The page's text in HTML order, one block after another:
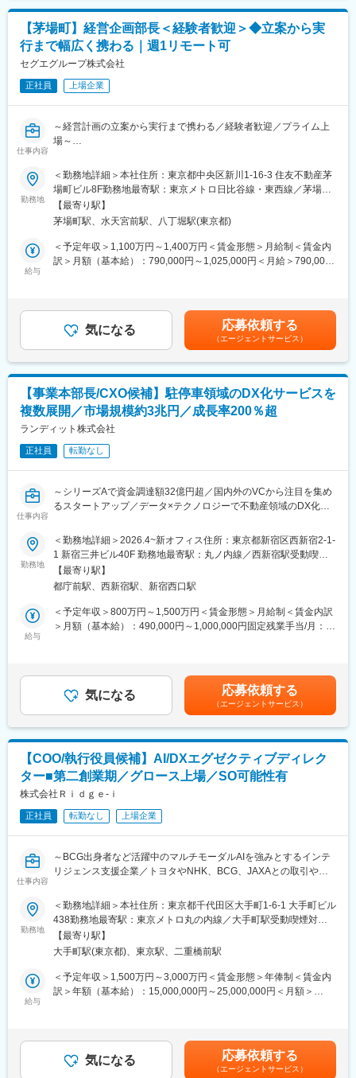
変更の範囲：会社の定める業務
今回の募集は、グループの事業会社（子会社）の経営企画機能を
強化するための新設ポジションです。
ホールディングス所属として採用し、主にグループ事業会社の経
営戦略・事業計画づくりを、社長および経営層とほぼ一人称で議
論・推進いただくことを期待しています。（ホールディングス側
やグループ横断のテーマに関わる場面もあります。）
■主なミッション
・担当事業会社の中期経営計画・年度予算の策定と推進
・経営層への報告・意思決定支援（社長・役員との直接ディスカ
・事業KPIのモニタリングと課題抽出・改善施策の立案
・新規事業・投資・アライアンス等の検討支援（グループ横断テ
ーマを含む）
・担当事業会社の中期経営計画・事業計画の策定（社長・経営層
との議論を主導）
・新規事業・投資・M&A・アライアンス検討時の情報整理と分析
・ホールディングス各部門（経営管理・財務経理等）との連携・
調整
・経営層の意思決定をスピーディーに支えるための各種分析・レ
ポーティング
■組織構成
◎配属先：経営企画
ホールディングスに所属しながら、グループの事業会社（子会
社）の経営企画を中心に担当いただきます。少人数体制のため、
変更の範囲：会社の定める業務
【茅場町】経営企画部長＜経験者歓迎＞◆立案から実
行まで幅広く携わる｜週1リモート可
セグエグループ株式会社
正社員 上場企業
仕事内容
～経営計画の立案から実行まで携わる／経験者歓迎／プライム上
場～
■業務概要：
東証プライム上場、M&Aを進めつつ、公募増資（PO）により財務
基盤を強化し、更なる事業拡大を目指しています。
海外の最先端のNWやセキュリティ商材などを代理店として取り扱
ったり、RevoWorksといった自社開発のセキュリティ商材を有し
ているジェイズ・コミュニケーション社を筆頭とした子会社6社を
束ねる持株会社です。
■業務内容詳細：
中期経営計画策定、予算策定、予実管理、取締役会・経営会議の
運営、IR、M&A案件の進行等をマネジメントする経営企画部長の
ジションです。
IPO準備・M＆A・IR経験者歓迎します。
◇グループ及び中核子会社の中期経営計画・予算の策定及び取り
まとめ
◇グループ及び中核子会社の予実管理
◇IR、投資家面談補助（本人意向によってスピーカーも）
◇取締役会、経営会議の運営
◇M&A案件の進行／PMI
◇経営企画部メンバーのマネジメント
◇特命事項
■環境：
・経営企画の立案から実行まで携わっていただくことで会社の成
長を肌で成長を実感できるポジションです。
・若手社員が多くフラットな組織です。また、年齢や社歴に関わ
柔軟性をもってチャレンジをしていく中で自身を成長させること
ができます。
奇心あふれる方は非常にマッチします。
◎経営陣の近くで重要な経営課題に取り組み、やり遂げる達成感
を得ることができます。裁量権も与えられやすく、新たな取り組
みを自ら創出することも可能です。
■配属部署：
経営企画部
30～40代の6名で構成されています。
変更の範囲：会社の定める業務
勤務地
＜勤務地詳細＞本社住所：東京都中央区新川1-16-3 住友不動産茅
場町ビル8F勤務地最寄駅：東京メトロ日比谷線・東西線／茅場町
駅受動喫煙対策：屋内全面禁煙変更の範囲：会社の定める事業所
（リモートワーク含む）
【最寄り駅】
茅場町駅、水天宮前駅、八丁堀駅(東京都)
給与
＜予定年収＞1,100万円～1,400万円＜賃金形態＞月給制＜賃金内
訳＞月額（基本給）：790,000円～1,025,000円＜月給＞790,000
せん。■賞与：年2回（会社業績、個人別評価に応じて変動）■昇
給：年1回賃金はあくまでも目安の金額であり、選考を通じて上下
する可能性があります。月給(月額)は固定手当を含めた表記です。
気になる 応募依頼する
（エージェントサービス）
【事業本部長/CXO候補】駐停車領域のDX化サービスを
複数展開／市場規模約3兆円／成長率200％超
ランディット株式会社
正社員 転勤なし
仕事内容
～シリーズAで資金調達額32億円超／国内外のVCから注目を集め
るスタートアップ／データ×テクノロジーで不動産領域のDX化を
■当社について：
当社は、「世の中に最適と豊かさを提供し、人々の営みに欠かせ
ない存在に」というミッションを掲げ、2021年に創業したスター
トアップ企業です。不動産・モビリティ領域を中心に事業を展
開、駐車場DXのパイオニアとして、7つの革新的サービスを多様
な収益モデル（サクセスフィー、トランザクション課、レベニュ
現。
担っていただきます。
将来的にはCxO・経営のコアメンバーとして、複数事業を横断的
に統括・牽引いただくことを期待しています。
・事業用長期駐駐車場手配サービス
・事業用短期駐車予約・利用アプリ
・AIカメラ事業
・仲介業務のデジタル化サービス
■期待する役割：
・担当プロダクトに関する事業戦略・成長シナリオの策定および
・顧客・ユーザーインサイトに基づく課題特定とソリューション
仮説の構築
・プロダクト開発チームとの連携による要件定義・仕様策定・優
先順位付け
・必要に応じた営業 / CS / マーケティングチームの構築・マネジ
メント
勤務地
＜勤務地詳細＞2026.4~新オフィス住所：東京都新宿区西新宿2-1-
1 新宿三井ビル40F 勤務地最寄駅：丸ノ内線／西新宿駅受動喫煙
対策：敷地内喫煙可能場所あり
【最寄り駅】
都庁前駅、西新宿駅、新宿西口駅
給与
＜予定年収＞800万円～1,500万円＜賃金形態＞月給制＜賃金内訳
＞月額（基本給）：490,000円～1,000,000円固定残業手当/月：
年収は現年収を考慮いたします。賃金はあくまでも目安の金額で
あり、選考を通じて上下する可能性があります。月給(月額)は固定
手当を含めた表記です。
気になる 応募依頼する
（エージェントサービス）
【COO/執行役員候補】AI/DXエグゼクティブディレク
ター■第二創業期／グロース上場／SO可能性有
株式会社Ｒｉｄｇｅ‐ｉ
正社員 転勤なし 上場企業
仕事内容
～BCG出身者など活躍中のマルチモーダルAIを強みとするインテ
リジェンス支援企業／トヨタやNHK、BCG、JAXAとの取引や内
同社は2023年の東証上場を経て、創業10年目の「第2創業期」を
突き進んでいます。生成AIの台頭により、顧客企業からの要請は
実証実験フェーズを完全に脱し、「ビジネスモデルのリデザイ
ン」や「全社的AI CoEの構築」へと高度化しています。
また、同社はSBIグループとの大型AXパートナーシップ（AX戦
実装、そしてインパクトの創出まで、CEOおよび経営層と共に動
けるプロフェッショナルを募集します。
勤務地
＜勤務地詳細＞本社住所：東京都千代田区大手町1-6-1 大手町ビル
438勤務地最寄駅：東京メトロ丸の内線／大手町駅受動喫煙対
策：屋内全面禁煙変更の範囲：会社の定める事業所（リモートワ
ーク含む）
【最寄り駅】
大手町駅(東京都)、東京駅、二重橋前駅
給与
＜予定年収＞1,500万円～3,000万円＜賃金形態＞年俸制＜賃金内
訳＞年額（基本給）：15,000,000円～25,000,000円＜月額＞
プション等のエクイティ参加機会についても個別に協議いたしま
す。賃金はあくまでも目安の金額であり、選考を通じて上下する
気になる 応募依頼する
（エージェントサービス）